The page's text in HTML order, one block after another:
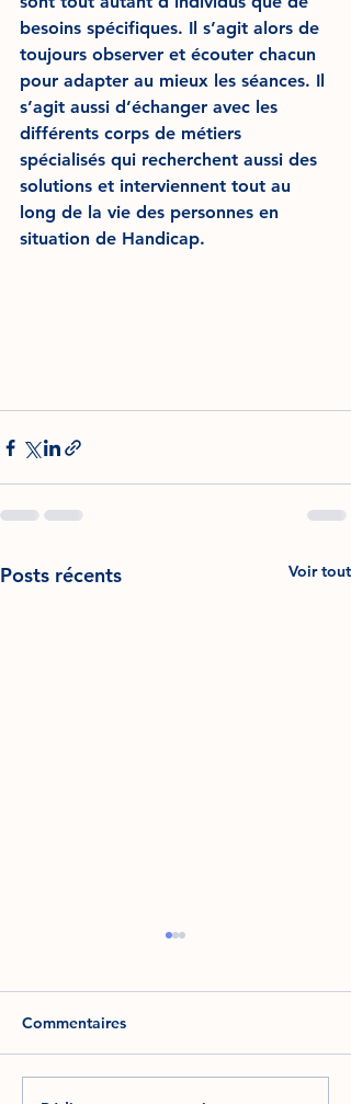
besoins spécifiques. Il s’agit alors de
toujours observer et écouter chacun
pour adapter au mieux les séances. Il
s’agit aussi d’échanger avec les
différents corps de métiers
spécialisés qui recherchent aussi des
solutions et interviennent tout au
long de la vie des personnes en
situation de Handicap.
Posts récents Voir tout
Commentaires